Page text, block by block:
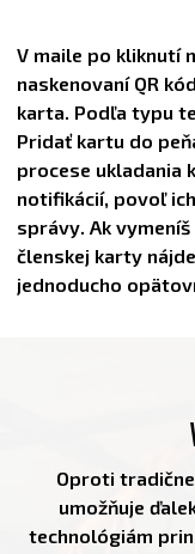
V maile po kliknutí
naskenovaní QR
karta. Podľa typu
Pridať kartu do
procese ukladania
notifikácií, povoľ
správy. Ak
členskej karty
jednoducho
Oproti
umožňuje
technológiám